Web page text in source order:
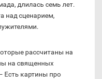
длилась семь лет.
над сценарием,
рассчитаны на
на священных
Есть картины про